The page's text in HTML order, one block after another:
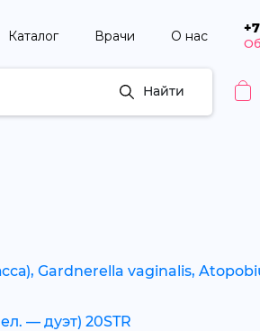
Каталог Врачи О нас
Найти
Gardnerella vaginalis,
— дуэт) 20STR